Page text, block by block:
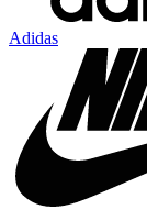
Adidas